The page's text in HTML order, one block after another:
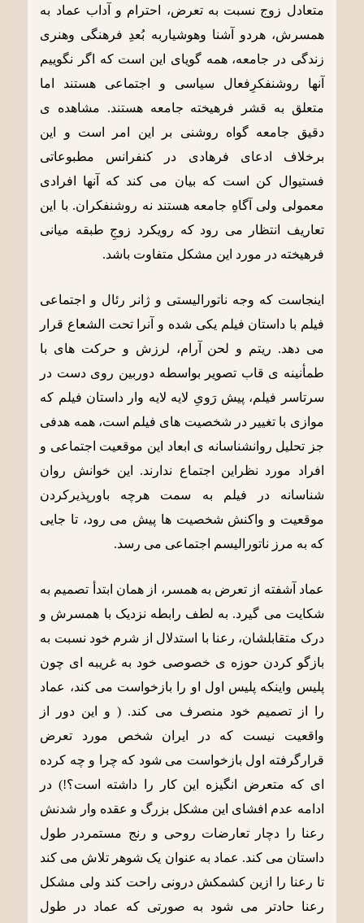
متعادل زوج نسبت به تعرض، احترام و آداب عماد به
همسرش، هردو آشنا وهوشیاربه بُعدِ فرهنگی وهنری
زندگی در جامعه، همه گویای این است که اگر نگوییم
آنها روشنفکرِفعال سیاسی و اجتماعی هستند اما
متعلق به قشر فرهیخته جامعه هستند. مشاهده ی
دقیق جامعه گواه روشنی بر این امر است و این
برخلاف ادعای فرهادی در کنفرانس مطبوعاتی
فستیوال کن است که بیان می کند که آنها افرادی
معمولی ولی آگاهِ جامعه هستند نه روشنفکران. با این
تعاریف انتظار می رود که رویکرد زوجِ طبقه میانی
فرهیخته در مورد این مشکل متفاوت باشد.
اینجاست که وجه ناتورالیستی و ژانر رئال و اجتماعی
فیلم با داستان فیلم یکی شده و آنرا تحت الشعاع قرار
می دهد. ریتم و لحن آرام، لرزش و حرکت های با
طمأنینه ی قاب تصویر بواسطه دوربین روی دست در
سرتاسر فیلم، پیش رَویِ لایه لایه وار داستان فیلم که
موازی با تغییر در شخصیت های فیلم است، همه هدفی
جز تحلیل روانشناسانه ی ابعاد این موقعیت اجتماعی و
افراد مورد نظراین اجتماع ندارند. این خوانش روان
شناسانه در فیلم به سمت هرچه باورپذیرکردن
موقعیت و واکنش شخصیت ها پیش می رود، تا جایی
که به مرز ناتورالیسم اجتماعی می رسد.
عماد آشفته از تعرض به همسر، از همان ابتدأ تصمیم به
شکایت می گیرد. به لطف رابطه نزدیک با همسرش و
درک متقابلشان، رعنا با استدلال از شرم خود نسبت به
بازگو کردن حوزه ی خصوصی خود به غریبه ای چون
پلیس واینکه پلیس اول او را بازخواست می کند، عماد
را از تصمیم خود منصرف می کند. ( و این دور از
واقعیت نیست که در ایران شخص مورد تعرض
قرارگرفته اول بازخواست می شود که چرا و چه کرده
ای که متعرض انگیزه این کار را داشته است؟!) در
ادامه عدم افشای این مشکل بزرگ و عقده وار شدنش
رعنا را دچار تعارضات روحی و رنج مستمردر طول
داستان می کند. عماد به عنوان یک شوهر تلاش می کند
تا رعنا را ازین کشمکش درونی راحت کند ولی مشکل
رعنا حادتر می شود به صورتی که عماد در طول